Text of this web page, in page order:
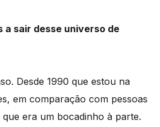
a sair desse universo de
Desde 1990 que estou na
em comparação com pessoas
era um bocadinho à parte.